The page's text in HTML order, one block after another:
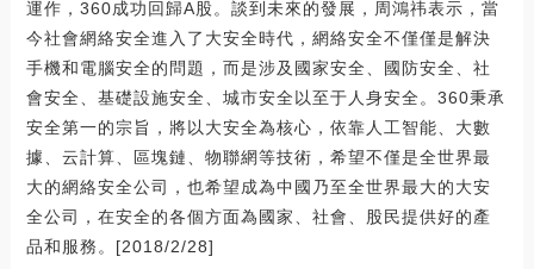
運作，360成功回歸A股。談到未來的發展，周鴻祎表示，當
今社會網絡安全進入了大安全時代，網絡安全不僅僅是解決
手機和電腦安全的問題，而是涉及國家安全、國防安全、社
會安全、基礎設施安全、城市安全以至于人身安全。360秉承
安全第一的宗旨，將以大安全為核心，依靠人工智能、大數
據、云計算、區塊鏈、物聯網等技術，希望不僅是全世界最
大的網絡安全公司，也希望成為中國乃至全世界最大的大安
全公司，在安全的各個方面為國家、社會、股民提供好的產
品和服務。[2018/2/28]